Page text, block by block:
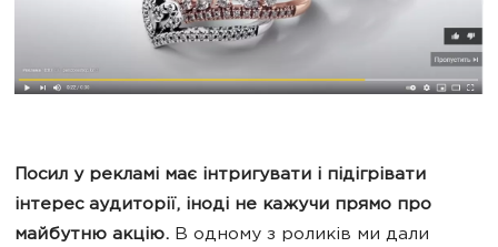
Посил у рекламі має інтригувати і підігрівати
інтерес аудиторії, іноді не кажучи прямо про
майбутню акцію. В одному з роликів ми дали